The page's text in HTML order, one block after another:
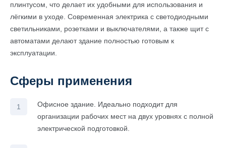
плинтусом, что делает их удобными для использования и
лёгкими в уходе. Современная электрика с светодиодными
светильниками, розетками и выключателями, а также щит с
автоматами делают здание полностью готовым к
эксплуатации.
Сферы применения
Офисное здание. Идеально подходит для
организации рабочих мест на двух уровнях с полной
электрической подготовкой.